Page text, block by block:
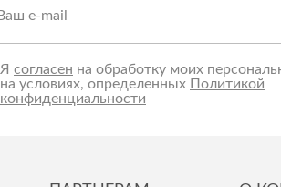
Я согласен на обработку моих
на условиях, определенных Политикой
конфиденциальности